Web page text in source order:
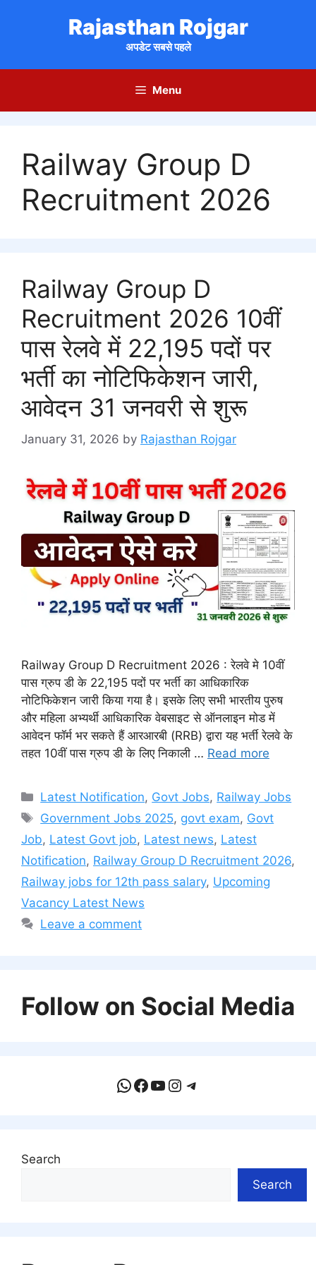
Rajasthan Rojgar
अपडेट सबसे पहले
Menu
Railway Group D
Recruitment 2026
Railway Group D
Recruitment 2026 10वीं
पास रेलवे में 22,195 पदों पर
भर्ती का नोटिफिकेशन जारी,
आवेदन 31 जनवरी से शुरू
January 31, 2026 by Rajasthan Rojgar
Railway Group D Recruitment 2026 : रेलवे मे 10वीं
पास ग्रुप डी के 22,195 पदों पर भर्ती का आधिकारिक
नोटिफिकेशन जारी किया गया है। इसके लिए सभी भारतीय पुरुष
और महिला अभ्यर्थी आधिकारिक वेबसाइट से ऑनलाइन मोड में
आवेदन फॉर्म भर सकते हैं आरआरबी (RRB) द्वारा यह भर्ती रेलवे के
तहत 10वीं पास ग्रुप डी के लिए निकाली … Read more
Categories
Latest Notification, Govt Jobs, Railway Jobs
Tags
Government Jobs 2025, govt exam, Govt
Job, Latest Govt job, Latest news, Latest
Notification, Railway Group D Recruitment 2026,
Railway jobs for 12th pass salary, Upcoming
Vacancy Latest News
Leave a comment
Follow on Social Media
WhatsApp
Facebook
YouTube
Instagram
Telegram
Search
Search